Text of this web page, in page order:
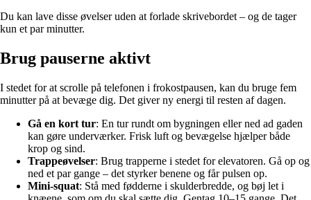
Du kan lave disse øvelser uden at forlade skrivebordet – og de tager
kun et par minutter.
Brug pauserne aktivt
I stedet for at scrolle på telefonen i frokostpausen, kan du bruge fem
minutter på at bevæge dig. Det giver ny energi til resten af dagen.
Gå en kort tur: En tur rundt om bygningen eller ned ad gaden
kan gøre underværker. Frisk luft og bevægelse hjælper både
krop og sind.
Trappeøvelser: Brug trapperne i stedet for elevatoren. Gå op og
ned et par gange – det styrker benene og får pulsen op.
Mini-squat: Stå med fødderne i skulderbredde, og bøj let i